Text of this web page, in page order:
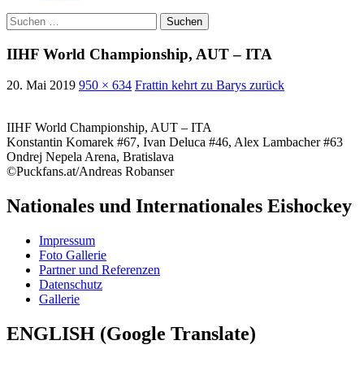
Suchen
nach:
IIHF World Championship, AUT – ITA
20. Mai 2019 950 × 634 Frattin kehrt zu Barys zurück
IIHF World Championship, AUT – ITA
Konstantin Komarek #67, Ivan Deluca #46, Alex Lambacher #63
Ondrej Nepela Arena, Bratislava
©Puckfans.at/Andreas Robanser
Nationales und Internationales Eishockey
Impressum
Foto Gallerie
Partner und Referenzen
Datenschutz
Gallerie
ENGLISH (Google Translate)